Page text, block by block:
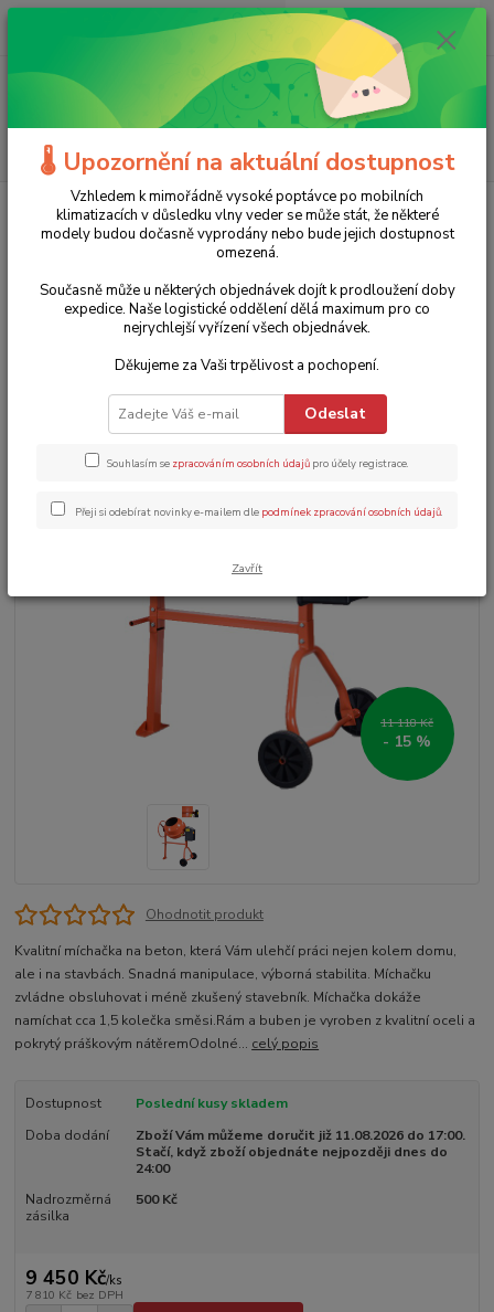
(Po-Ne, 8-20 hod.)
ks
0 Kč
Stavební nářadí Stavební míchačky
Stavební míchačka 125l
LS Limex
Stavební míchačka 125l LS Limex
TOP produkt
11 118 Kč
- 15 %
Ohodnotit produkt
Kvalitní míchačka na beton, která Vám ulehčí práci nejen kolem domu,
ale i na stavbách. Snadná manipulace, výborná stabilita. Míchačku
zvládne obsluhovat i méně zkušený stavebník. Míchačka dokáže
namíchat cca 1,5 kolečka směsi.Rám a buben je vyroben z kvalitní oceli a
pokrytý práškovým nátěremOdolné... celý popis
Dostupnost
Poslední kusy skladem
Doba dodání
Zboží Vám můžeme doručit již 11.08.2026 do 17:00.
Stačí, když zboží objednáte nejpozději dnes do
24:00
Nadrozměrná
zásilka
500 Kč
9 450 Kč/ks
7 810 Kč bez DPH
🌡️ Upozornění na aktuální dostupnost
Vzhledem k mimořádně vysoké poptávce po mobilních
klimatizacích v důsledku vlny veder se může stát, že některé
modely budou dočasně vyprodány nebo bude jejich dostupnost
omezená.
Současně může u některých objednávek dojít k prodloužení doby
expedice. Naše logistické oddělení dělá maximum pro co
nejrychlejší vyřízení všech objednávek.
Děkujeme za Vaši trpělivost a pochopení.
Odeslat
Souhlasím se zpracováním osobních údajů pro účely registrace.
Přeji si odebírat novinky e-mailem dle podmínek zpracování osobních údajů
Zavřít